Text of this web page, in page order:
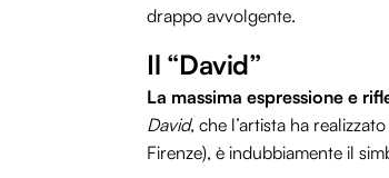
drappo avvolgente.
Il “David”
La massima espressione e
David, che l’artista ha
Firenze), è indubbiamente il